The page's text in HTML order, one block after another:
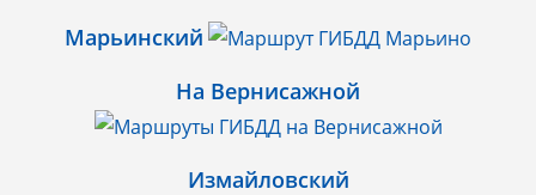
Марьинский
На Вернисажной
Измайловский